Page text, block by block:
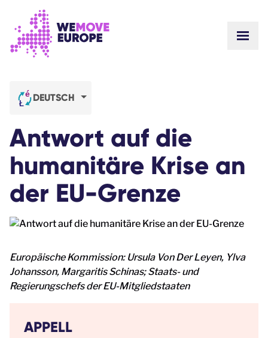
STELLENANGEBOTE
WIE WIR UNS FINANZIEREN
KONTAKTE
Machen Sie mit
SPENDEN
DEUTSCH
Antwort auf die
humanitäre Krise an
der EU-Grenze
Europäische Kommission: Ursula Von Der Leyen, Ylva
Johansson, Margaritis Schinas; Staats- und
Regierungschefs der EU-Mitgliedstaaten
APPELL